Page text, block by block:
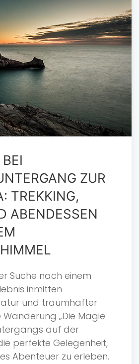
ZUR
TREKKING,
ABENDESSEN
Suche nach einem
inmitten
und traumhafter
Wanderung „Die Magie
auf der
perfekte Gelegenheit,
Abenteuer zu erleben.